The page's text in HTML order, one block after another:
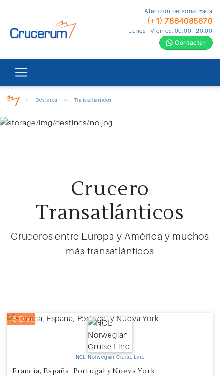
Atención personalizada
(+1) 7864085670
Lunes - Viernes: 09:00 - 20:00
Contactar
> Destinos > Transatlánticos
Crucero
Transatlánticos
Cruceros entre Europa y América y muchos
más transatlánticos
15 Días
NCL Norwegian Cruise Line
Francia, España, Portugal y Nueva York